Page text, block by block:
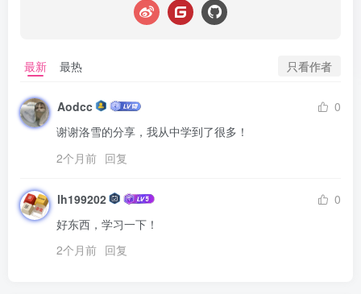
最新 最热 只看作者
Aodcc
0
谢谢洛雪的分享，我从中学到了很多！
2个月前 回复
lh199202
0
好东西，学习一下！
2个月前 回复